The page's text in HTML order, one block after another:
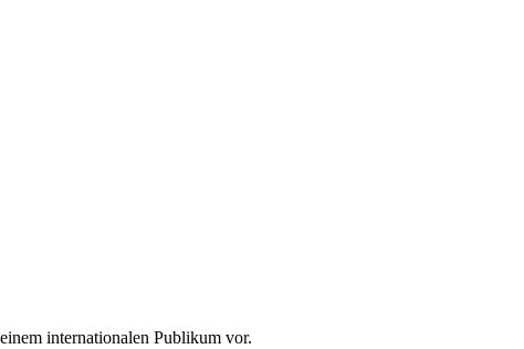
internationalen Publikum vor.